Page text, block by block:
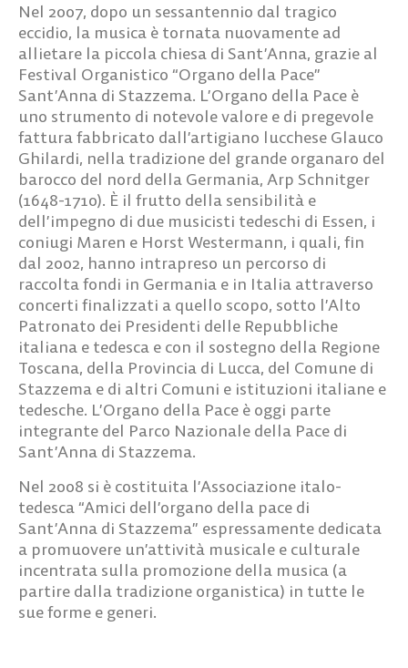
Nel 2007, dopo un sessantennio dal tragico
eccidio, la musica è tornata nuovamente ad
allietare la piccola chiesa di Sant’Anna, grazie al
Festival Organistico “Organo della Pace”
Sant’Anna di Stazzema. L’Organo della Pace è
uno strumento di notevole valore e di pregevole
fattura fabbricato dall’artigiano lucchese Glauco
Ghilardi, nella tradizione del grande organaro del
barocco del nord della Germania, Arp Schnitger
(1648-1710). È il frutto della sensibilità e
dell’impegno di due musicisti tedeschi di Essen, i
coniugi Maren e Horst Westermann, i quali, fin
dal 2002, hanno intrapreso un percorso di
raccolta fondi in Germania e in Italia attraverso
concerti ﬁnalizzati a quello scopo, sotto l’Alto
Patronato dei Presidenti delle Repubbliche
italiana e tedesca e con il sostegno della Regione
Toscana, della Provincia di Lucca, del Comune di
Stazzema e di altri Comuni e istituzioni italiane e
tedesche. L’Organo della Pace è oggi parte
integrante del Parco Nazionale della Pace di
Sant’Anna di Stazzema.
Nel 2008 si è costituita l’Associazione italo-
tedesca “Amici dell’organo della pace di
Sant’Anna di Stazzema” espressamente dedicata
a promuovere un’attività musicale e culturale
incentrata sulla promozione della musica (a
partire dalla tradizione organistica) in tutte le
sue forme e generi.